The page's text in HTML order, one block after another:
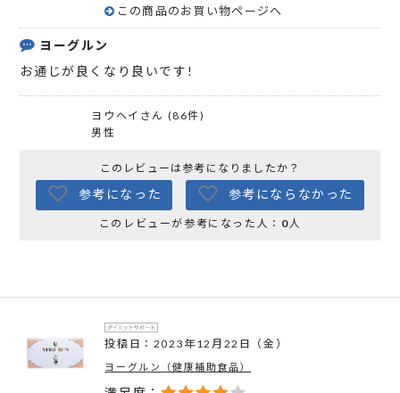
この商品のお買い物ページへ
ヨーグルン
お通じが良くなり良いです!
ヨウヘイさん (86件)
男性
このレビューは参考になりましたか？
参考になった
参考にならなかった
このレビューが参考になった人： 0人
投稿日：2023年12月22日（金）
ヨーグルン（健康補助食品）